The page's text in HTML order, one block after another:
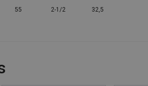
55 2-1/2 32,5